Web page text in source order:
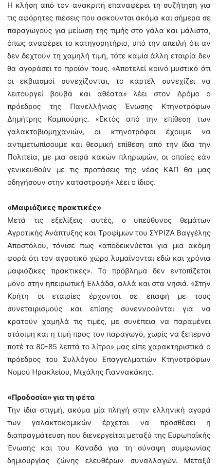
Η κλήση από τον ανακριτή επαναφέρει τη συζήτηση για
τις αφόρητες πιέσεις που ασκούνται ακόμα και σήμερα σε
παραγωγούς για μείωση της τιμής στο γάλα και μάλιστα,
όπως αναφέρει το κατηγορητήριο, υπό την απειλή ότι αν
δεν δεχτούν τη χαμηλή τιμή, τότε καμία άλλη εταιρία δεν
θα αγοράσει το προϊόν τους. «Αποτελεί κοινό μυστικό ότι
οι εκβιασμοί συνεχίζονται, το καρτέλ συνεχίζει να
λειτουργεί βουβά και αθέατα» λέει στον Δρόμο ο
πρόεδρος της Πανελλήνιας Ένωσης Κτηνοτρόφων
Δημήτρης Καμπούρης. «Εκτός από την επίθεση των
γαλακτοβιομηχανιών, οι κτηνοτρόφοι έχουμε να
αντιμετωπίσουμε και θεσμική επίθεση από την ίδια την
Πολιτεία, με μια σειρά κακών πληρωμών, οι οποίες εάν
γενικευθούν με τις προτάσεις της νέας ΚΑΠ θα μας
οδηγήσουν στην καταστροφή» λέει ο ίδιος.
«Μαφιόζικες πρακτικές»
Μετά τις εξελίξεις αυτές, ο υπεύθυνος θεμάτων
Αγροτικής Ανάπτυξης και Τροφίμων του ΣΥΡΙΖΑ Βαγγέλης
Αποστόλου, τόνισε πως «αποδεικνύεται για μια ακόμη
φορά ότι τον αγροτικό χώρο λυμαίνονται εδώ και χρόνια
μαφιόζικες πρακτικές». Το πρόβλημα δεν εντοπίζεται
μόνο στην ηπειρωτική Ελλάδα, αλλά και στα νησιά. «Στην
Κρήτη οι εταιρίες έρχονται σε επαφή με τους
συνεταιρισμούς και επίσης συνεννοούνται για να
κρατούν χαμηλά τις τιμές, με συνέπεια να παραμένει
στάσιμη και η τιμή προς τον παραγωγό, χωρίς να ξεπερνά
ποτέ τα 80-85 λεπτά το λίτρο» μας είπε χαρακτηριστικά ο
πρόεδρος του Συλλόγου Επαγγελματιών Κτηνοτρόφων
Νομού Ηρακλείου, Μιχάλης Γιαννακάκης.
«Προδοσία» για τη φέτα
Την ίδια στιγμή, ακόμα μία πληγή στην ελληνική αγορά
των γαλακτοκομικών έρχεται να προσθέσει η
διαπραγμάτευση που διενεργείται μεταξύ της Ευρωπαϊκής
Ένωσης και του Καναδά για τη σύναψη συμφωνίας
δημιουργίας ζώνης ελευθέρων συναλλαγών. Μεταξύ